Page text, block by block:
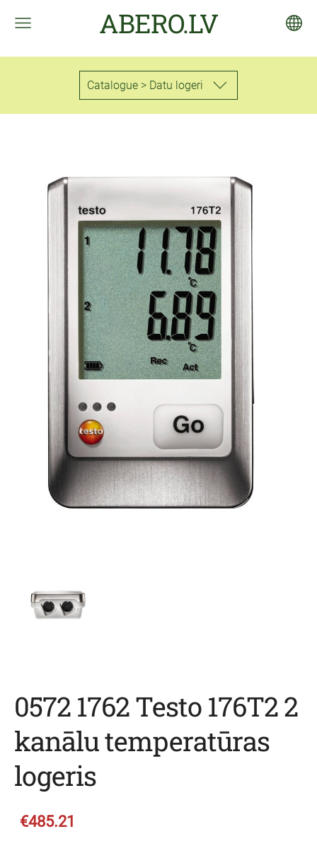
ABERO.LV
Catalogue > Datu logeri
0572 1762 Testo 176T2 2
kanālu temperatūras
logeris
€485.21